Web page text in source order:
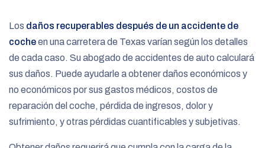
Los daños recuperables después de un accidente de
cocheen una carretera de Texas varían según los detalles
de cada caso. Su abogado de accidentes de auto calculará
sus daños. Puede ayudarle a obtener daños económicos y
no económicos por sus gastos médicos, costos de
reparación del coche, pérdida de ingresos, dolor y
sufrimiento, y otras pérdidas cuantificables y subjetivas.